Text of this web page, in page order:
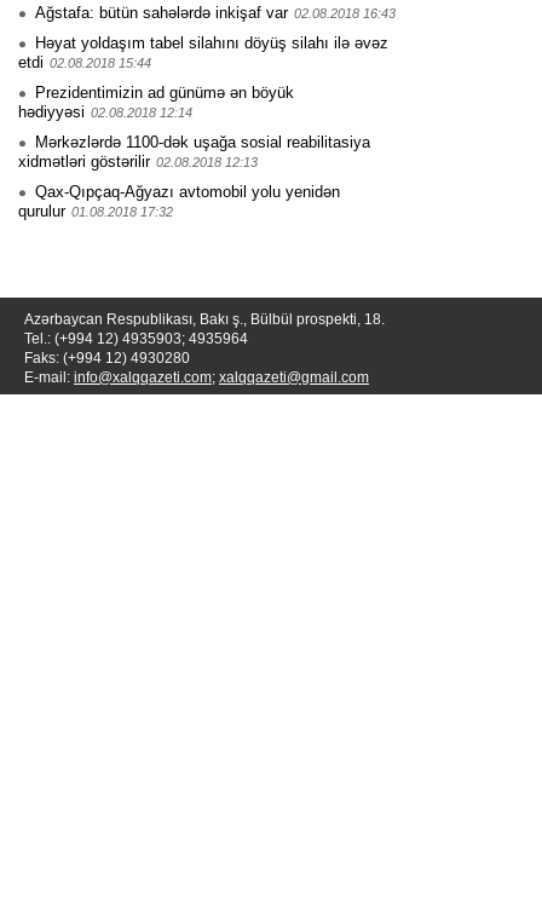
Ağstafa: bütün sahələrdə inkişaf var 02.08.2018 16:43
Həyat yoldaşım tabel silahını döyüş silahı ilə əvəz
etdi 02.08.2018 15:44
Prezidentimizin ad günümə ən böyük
hədiyyəsi 02.08.2018 12:14
Mərkəzlərdə 1100-dək uşağa sosial reabilitasiya
xidmətləri göstərilir 02.08.2018 12:13
Qax-Qıpçaq-Ağyazı avtomobil yolu yenidən
qurulur 01.08.2018 17:32
Azərbaycan Respublikası, Bakı ş., Bülbül prospekti, 18.
Tel.: (+994 12) 4935903; 4935964
Faks: (+994 12) 4930280
E-mail: info@xalqqazeti.com; xalqqazeti@gmail.com